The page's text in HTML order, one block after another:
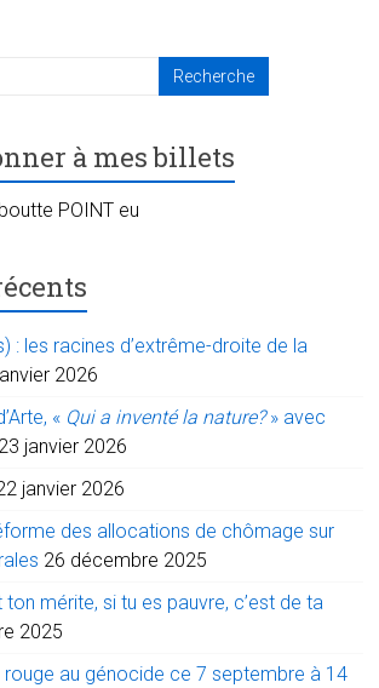
à mes billets
POINT eu
: les racines d’extrême-droite de la
2026
« Qui a inventé la nature?» avec
23 janvier 2026
janvier 2026
des allocations de chômage sur
26 décembre 2025
ton mérite, si tu es pauvre, c’est de ta
2025
rouge au génocide ce 7 septembre à 14